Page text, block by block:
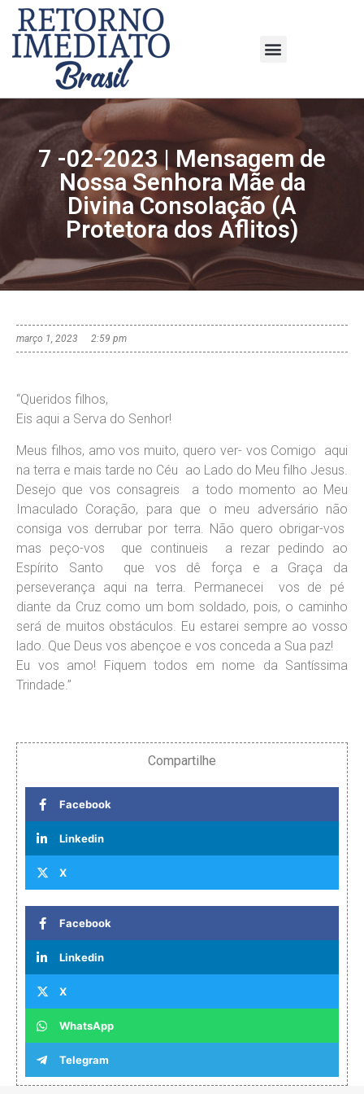
7 -02-2023 | Mensagem de
Nossa Senhora Mãe da
Divina Consolação (A
Protetora dos Aflitos)
março 1, 2023 2:59 pm
“Queridos filhos,
Eis aqui a Serva do Senhor!
Meus filhos, amo vos muito, quero ver- vos Comigo aqui
na terra e mais tarde no Céu ao Lado do Meu filho Jesus.
Desejo que vos consagreis a todo momento ao Meu
Imaculado Coração, para que o meu adversário não
consiga vos derrubar por terra. Não quero obrigar-vos
mas peço-vos que continueis a rezar pedindo ao
Espírito Santo que vos dê força e a Graça da
perseverança aqui na terra. Permanecei vos de pé
diante da Cruz como um bom soldado, pois, o caminho
será de muitos obstáculos. Eu estarei sempre ao vosso
lado. Que Deus vos abençoe e vos conceda a Sua paz!
Eu vos amo! Fiquem todos em nome da Santíssima
Trindade.”
Compartilhe
Facebook
Linkedin
X
Facebook
Linkedin
X
WhatsApp
Telegram